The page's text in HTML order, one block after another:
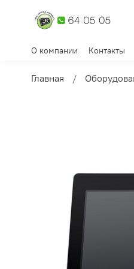
О компании Контакты
Главная